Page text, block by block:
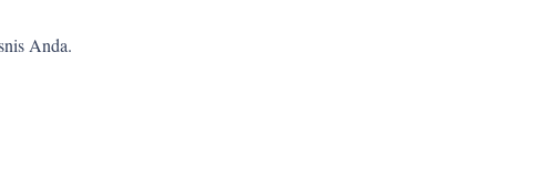
Anda.